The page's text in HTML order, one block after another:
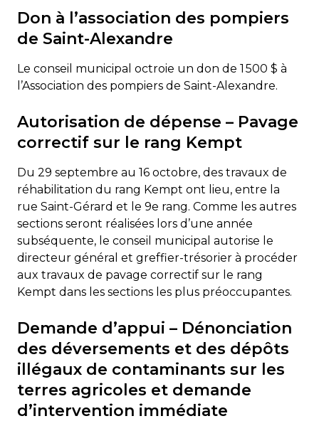
Don à l’association des pompiers
de Saint-Alexandre
Le conseil municipal octroie un don de 1 500 $ à
l’Association des pompiers de Saint-Alexandre.
Autorisation de dépense – Pavage
correctif sur le rang Kempt
Du 29 septembre au 16 octobre, des travaux de
réhabilitation du rang Kempt ont lieu, entre la
rue Saint-Gérard et le 9e rang. Comme les autres
sections seront réalisées lors d’une année
subséquente, le conseil municipal autorise le
directeur général et greffier-trésorier à procéder
aux travaux de pavage correctif sur le rang
Kempt dans les sections les plus préoccupantes.
Demande d’appui – Dénonciation
des déversements et des dépôts
illégaux de contaminants sur les
terres agricoles et demande
d’intervention immédiate